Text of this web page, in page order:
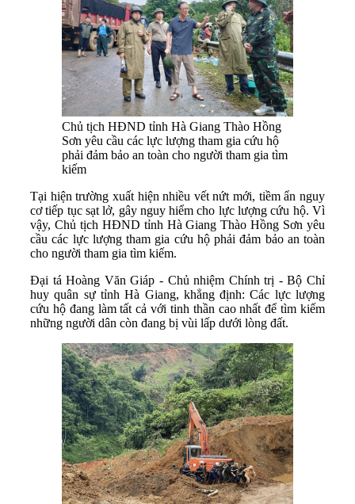
Chủ tịch HĐND tỉnh Hà Giang Thào Hồng
Sơn yêu cầu các lực lượng tham gia cứu hộ
phải đảm bảo an toàn cho người tham gia tìm
kiếm
Tại hiện trường xuất hiện nhiều vết nứt mới, tiềm ẩn nguy
cơ tiếp tục sạt lở, gây nguy hiểm cho lực lượng cứu hộ. Vì
vậy, Chủ tịch HĐND tỉnh Hà Giang Thào Hồng Sơn yêu
cầu các lực lượng tham gia cứu hộ phải đảm bảo an toàn
cho người tham gia tìm kiếm.
Đại tá Hoàng Văn Giáp - Chủ nhiệm Chính trị - Bộ Chỉ
huy quân sự tỉnh Hà Giang, khẳng định: Các lực lượng
cứu hộ đang làm tất cả với tinh thần cao nhất để tìm kiếm
những người dân còn đang bị vùi lấp dưới lòng đất.